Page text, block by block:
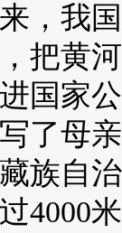
我国
把黄
国家
了母
自治
4000